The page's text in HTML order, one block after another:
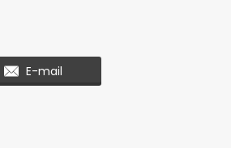
E-mail